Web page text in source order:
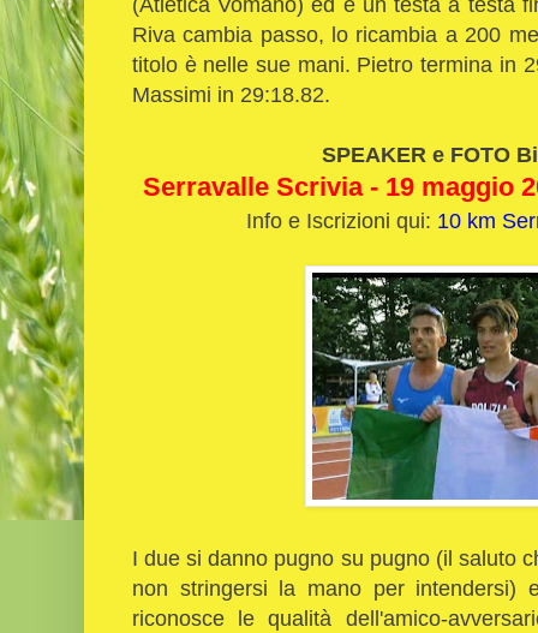
Riva cambia passo, lo ricambia a 200
titolo è nelle sue mani. Pietro termina in
Massimi in 29:18.82.
SPEAKER e FOTO
Serravalle Scrivia - 19 maggio
Info e Iscrizioni qui: 10 km
I due si danno pugno su pugno (il saluto
non stringersi la mano per intendersi)
riconosce le qualità dell'amico-